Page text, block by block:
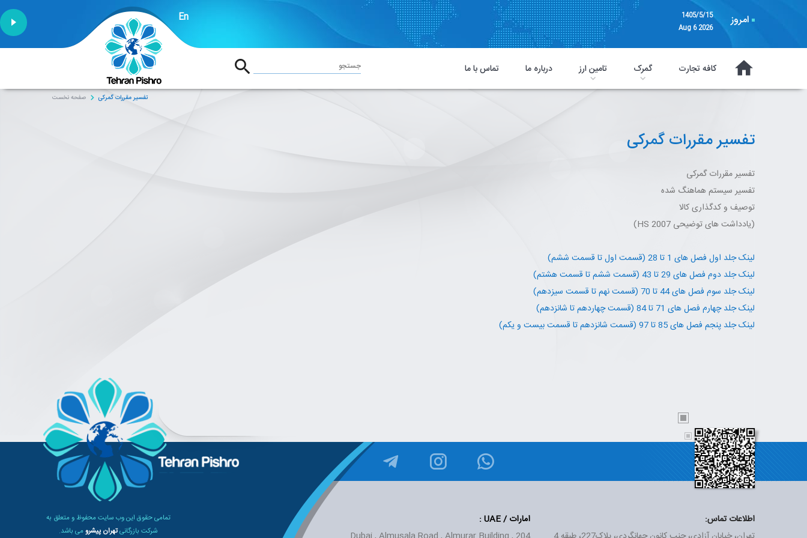
امروز
1405/5/15
Aug 6 2026
En
کافه تجارت گمرک تامین ارز درباره ما تماس با ما جستجو
صفحه نخست تفسیر مقررات گمرکی
تفسیر مقررات گمرکی
تفسیر مقررات گمرکی
تفسیر سیستم هماهنگ شده
توصیف و کدگذاری کالا
(یادداشت های توضیحی HS 2007)
لینک جلد اول فصل های 1 تا 28 (قسمت اول تا قسمت ششم)
لینک جلد دوم فصل های 29 تا 43 (قسمت ششم تا قسمت هشتم)
لینک جلد سوم فصل های 44 تا 70 (قسمت نهم تا قسمت سیزدهم)
لینک جلد چهارم فصل های 71 تا 84 (قسمت چهاردهم تا شانزدهم)
لینک جلد پنجم فصل های 85 تا 97 (قسمت شانزدهم تا قسمت بیست و یکم)
1:53
اطلاعات تماس:
امارات / UAE
:
تمامی حقوق این وب سایت محفوظ و متعلق به
شرکت بازرگانیتهران پیشرومی باشد.